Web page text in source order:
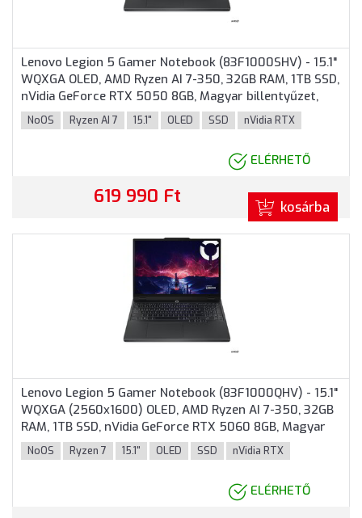
Lenovo Legion 5 Gamer Notebook (83F1000SHV) - 15.1"
WQXGA OLED, AMD Ryzen AI 7-350, 32GB RAM, 1TB SSD,
nVidia GeForce RTX 5050 8GB, Magyar billentyűzet,
Operációs rendszer nélkül, 3 év garancia, Fekete
színben
NoOS Ryzen AI 7 15.1" OLED SSD nVidia RTX
ELÉRHETŐ
619 990 Ft kosárba
Lenovo Legion 5 Gamer Notebook (83F1000QHV) - 15.1"
WQXGA (2560x1600) OLED, AMD Ryzen AI 7-350, 32GB
RAM, 1TB SSD, nVidia GeForce RTX 5060 8GB, Magyar
billentyűzet, Operációs rendszer nélkül, 3 év garancia,
Fekete színben
NoOS Ryzen 7 15.1" OLED SSD nVidia RTX
ELÉRHETŐ